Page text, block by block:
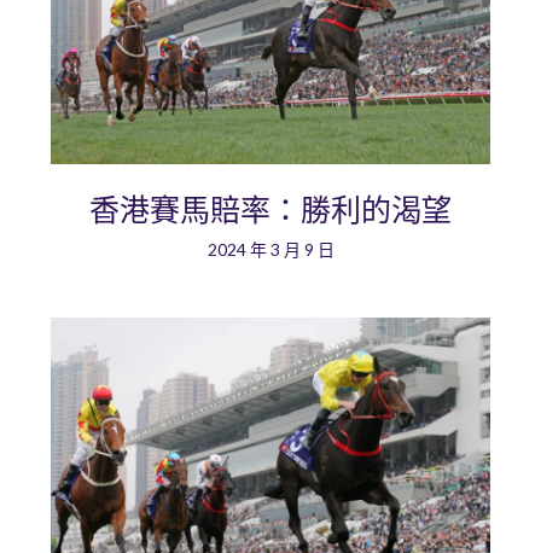
香港賽馬賠率：勝利的渴望
2024 年 3 月 9 日